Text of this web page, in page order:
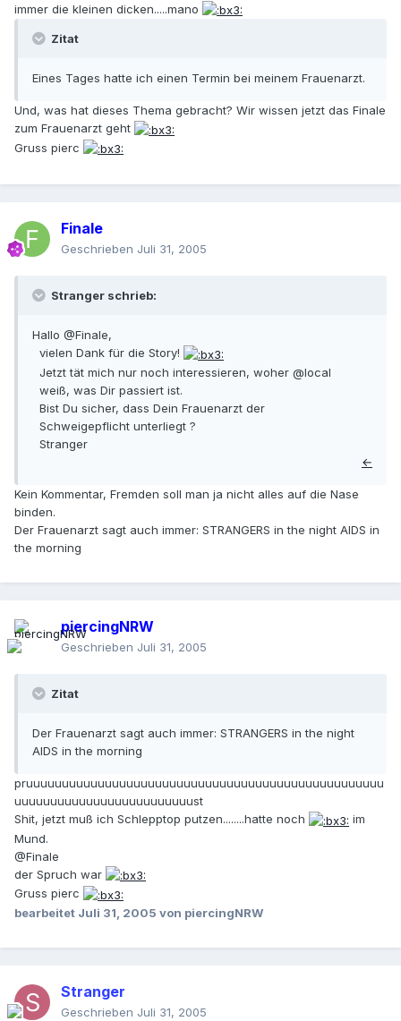
immer die kleinen dicken.....mano
Zitat
Eines Tages hatte ich einen Termin bei meinem Frauenarzt.
Und, was hat dieses Thema gebracht? Wir wissen jetzt das Finale
zum Frauenarzt geht
Gruss pierc
Finale
Geschrieben Juli 31, 2005
Stranger schrieb:
Hallo @Finale,
vielen Dank für die Story!
Jetzt tät mich nur noch interessieren, woher @local
weiß, was Dir passiert ist.
Bist Du sicher, dass Dein Frauenarzt der
Schweigepflicht unterliegt ?
Stranger
←
Kein Kommentar, Fremden soll man ja nicht alles auf die Nase
binden.
Der Frauenarzt sagt auch immer: STRANGERS in the night AIDS in
the morning
piercingNRW
Geschrieben Juli 31, 2005
Zitat
Der Frauenarzt sagt auch immer: STRANGERS in the night
AIDS in the morning
pruuuuuuuuuuuuuuuuuuuuuuuuuuuuuuuuuuuuuuuuuuuuuuuuuu
uuuuuuuuuuuuuuuuuuuuuuuuust
Shit, jetzt muß ich Schlepptop putzen........hatte noch
im
Mund.
@Finale
der Spruch war
Gruss pierc
bearbeitet Juli 31, 2005 von piercingNRW
Stranger
Geschrieben Juli 31, 2005